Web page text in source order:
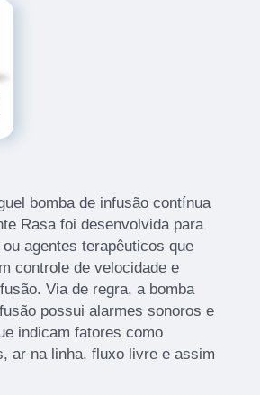
bomba de infusão contínua
Rasa foi desenvolvida para
agentes terapêuticos que
controle de velocidade e
Via de regra, a bomba
possui alarmes sonoros e
indicam fatores como
ar na linha, fluxo livre e assim